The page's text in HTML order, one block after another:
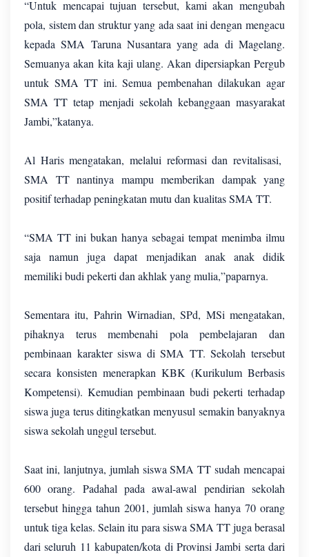
“Untuk mencapai tujuan tersebut, kami akan mengubah
pola, sistem dan struktur yang ada saat ini dengan mengacu
kepada SMA Taruna Nusantara yang ada di Magelang.
Semuanya akan kita kaji ulang. Akan dipersiapkan Pergub
untuk SMA TT ini. Semua pembenahan dilakukan agar
SMA TT tetap menjadi sekolah kebanggaan masyarakat
Jambi,”katanya.
Al Haris mengatakan, melalui reformasi dan revitalisasi,
SMA TT nantinya mampu memberikan dampak yang
positif terhadap peningkatan mutu dan kualitas SMA TT.
“SMA TT ini bukan hanya sebagai tempat menimba ilmu
saja namun juga dapat menjadikan anak anak didik
memiliki budi pekerti dan akhlak yang mulia,”paparnya.
Sementara itu, Pahrin Wirnadian, SPd, MSi mengatakan,
pihaknya terus membenahi pola pembelajaran dan
pembinaan karakter siswa di SMA TT. Sekolah tersebut
secara konsisten menerapkan KBK (Kurikulum Berbasis
Kompetensi). Kemudian pembinaan budi pekerti terhadap
siswa juga terus ditingkatkan menyusul semakin banyaknya
siswa sekolah unggul tersebut.
Saat ini, lanjutnya, jumlah siswa SMA TT sudah mencapai
600 orang. Padahal pada awal-awal pendirian sekolah
tersebut hingga tahun 2001, jumlah siswa hanya 70 orang
untuk tiga kelas. Selain itu para siswa SMA TT juga berasal
dari seluruh 11 kabupaten/kota di Provinsi Jambi serta dari